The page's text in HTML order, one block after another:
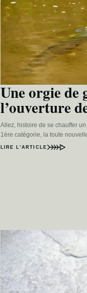
Une orgie de
l’ouverture
Allez, histoire de se chauffer
1ère catégorie, la toute
LIRE L’ARTICLE